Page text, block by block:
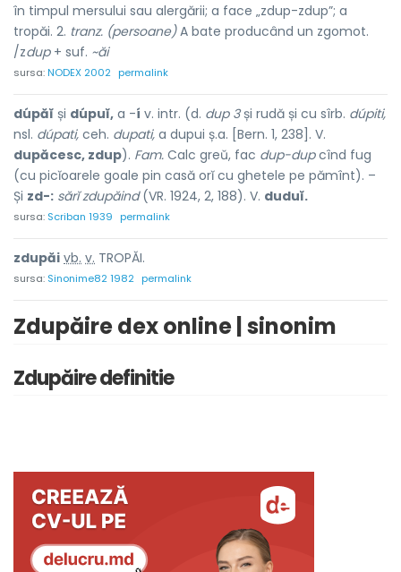
în timpul mersului sau alergării; a face „zdup-zdup”; a
tropăi. 2. tranz. (persoane)A bate producând un zgomot.
/zdup+ suf. ~ăi
sursa:NODEX 2002 permalink
dúpăĭ și dúpuĭ, a -í v. intr. (d. dup 3și rudă și cu sîrb. dúpiti,
nsl. dúpati, ceh. dupati, a dupui ș.a. [Bern. 1, 238]. V.
dupăcesc, zdup). Fam. Calc greŭ, fac dup-dupcînd fug
(cu picĭoarele goale pin casă orĭ cu ghetele pe pămînt). –
Și zd-: sărĭ zdupăind(VR. 1924, 2, 188). V. duduĭ.
sursa: Scriban 1939 permalink
zdupăi vb. v. TROPĂI.
sursa: Sinonime82 1982 permalink
Zdupăire dex online | sinonim
Zdupăire definitie